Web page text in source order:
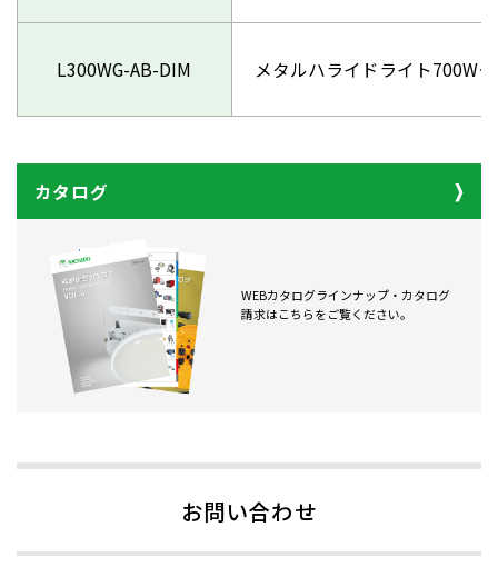
L300WG-AB-DIM メタルハライドライト700W
カタログ
WEBカタログラインナップ・カタログ
請求はこちらをご覧ください。
お問い合わせ